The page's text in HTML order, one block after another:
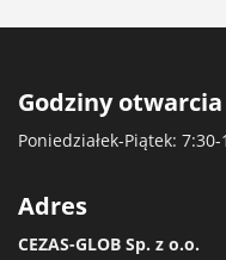
Godziny otwarcia
Poniedziałek-Piątek:
Adres
CEZAS-GLOB Sp. z o.o.